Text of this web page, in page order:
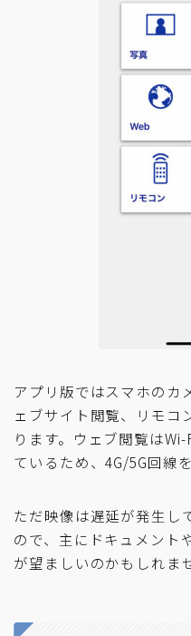
アプリ版ではスマホのカ
ェブサイト閲覧、リモコ
ります。ウェブ閲覧は
ているため、4G/5G回線
ただ映像は遅延が発生し
ので、主にドキュメント
が望ましいのかもしれま